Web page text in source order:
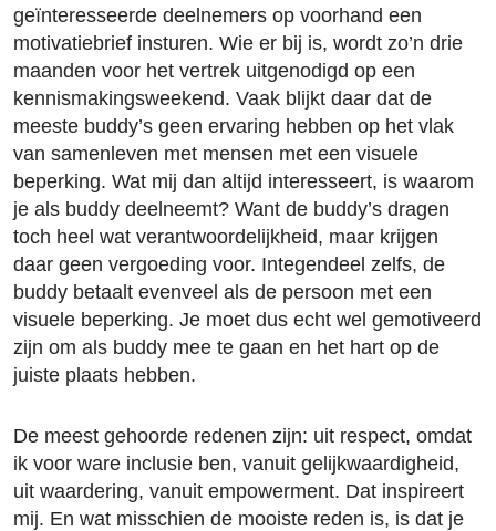
geïnteresseerde deelnemers op voorhand een
motivatiebrief insturen. Wie er bij is, wordt zo’n drie
maanden voor het vertrek uitgenodigd op een
kennismakingsweekend. Vaak blijkt daar dat de
meeste buddy’s geen ervaring hebben op het vlak
van samenleven met mensen met een visuele
beperking. Wat mij dan altijd interesseert, is waarom
je als buddy deelneemt? Want de buddy’s dragen
toch heel wat verantwoordelijkheid, maar krijgen
daar geen vergoeding voor. Integendeel zelfs, de
buddy betaalt evenveel als de persoon met een
visuele beperking. Je moet dus echt wel gemotiveerd
zijn om als buddy mee te gaan en het hart op de
juiste plaats hebben.
De meest gehoorde redenen zijn: uit respect, omdat
ik voor ware inclusie ben, vanuit gelijkwaardigheid,
uit waardering, vanuit empowerment. Dat inspireert
mij. En wat misschien de mooiste reden is, is dat je